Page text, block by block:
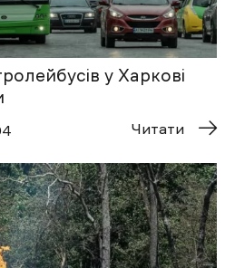
у Харкові
Читати